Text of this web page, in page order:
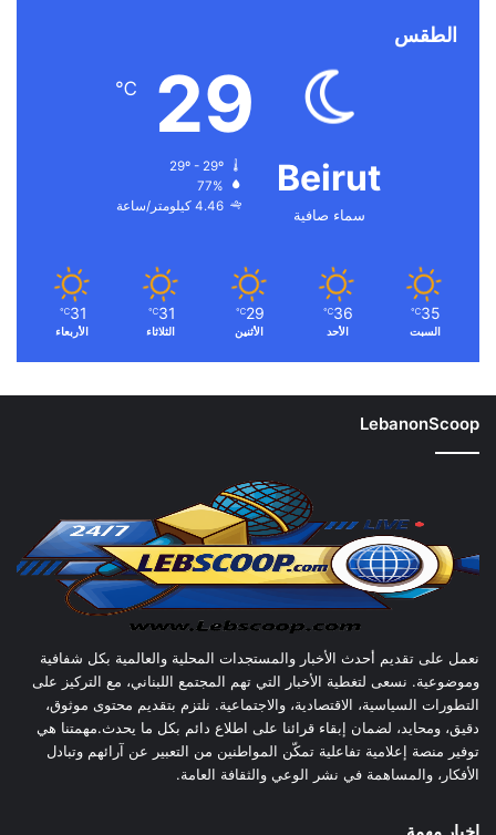
الطقس
Beirut
سماء صافية
29
℃
77%
4.46 كيلومتر/ساعة
35
℃
السبت
36
℃
الأحد
29
℃
الأثنين
31
℃
الثلاثاء
31
℃
الأربعاء
LebanonScoop
نعمل على تقديم أحدث الأخبار والمستجدات المحلية والعالمية بكل شفافية
وموضوعية. نسعى لتغطية الأخبار التي تهم المجتمع اللبناني، مع التركيز على
التطورات السياسية، الاقتصادية، والاجتماعية. نلتزم بتقديم محتوى موثوق،
دقيق، ومحايد، لضمان إبقاء قرائنا على اطلاع دائم بكل ما يحدث.مهمتنا هي
توفير منصة إعلامية تفاعلية تمكّن المواطنين من التعبير عن آرائهم وتبادل
الأفكار، والمساهمة في نشر الوعي والثقافة العامة.